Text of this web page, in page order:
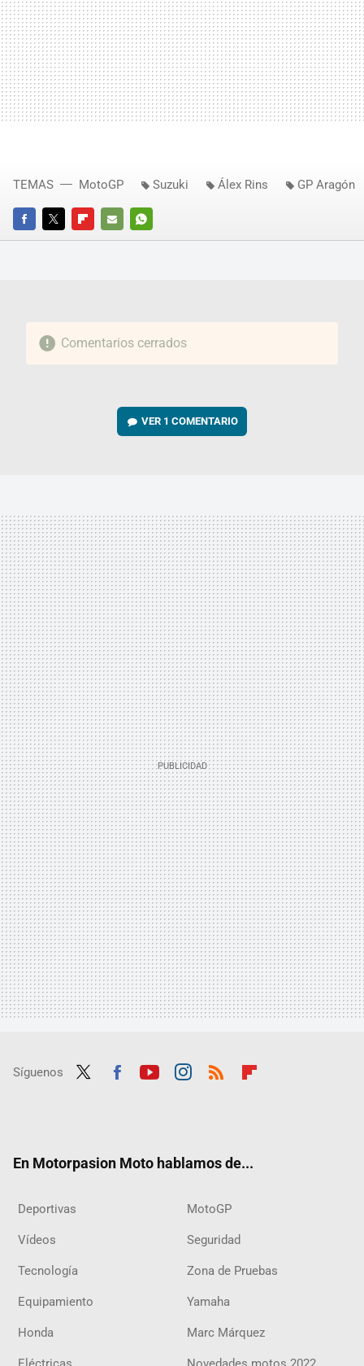
FACEBOOKTWITTERFLIPBOARD
E-
WHATSAPP
TEMAS MotoGP Suzuki Álex Rins GP Aragón
Comentarios cerrados
VER 1 COMENTARIO
Síguenos
En Motorpasion Moto hablamos de...
Deportivas MotoGP
Vídeos Seguridad
Tecnología Zona de Pruebas
Equipamiento Yamaha
Honda Marc Márquez